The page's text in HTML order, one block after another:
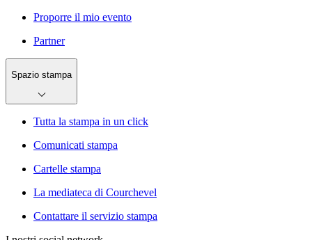
Proporre il mio evento
Partner
Spazio stampa
Tutta la stampa in un click
Comunicati stampa
Cartelle stampa
La mediateca di Courchevel
Contattare il servizio stampa